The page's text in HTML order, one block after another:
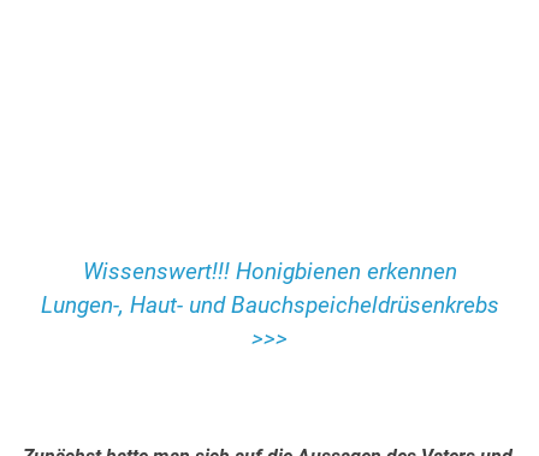
Wissenswert!!! Honigbienen erkennen
Lungen-, Haut- und Bauchspeicheldrüsenkrebs
>>>